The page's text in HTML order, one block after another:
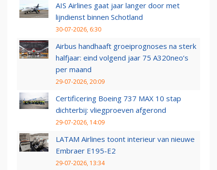
AIS Airlines gaat jaar langer door met
lijndienst binnen Schotland
30-07-2026, 6:30
Airbus handhaaft groeiprognoses na sterk
halfjaar: eind volgend jaar 75 A320neo’s
per maand
29-07-2026, 20:09
Certificering Boeing 737 MAX 10 stap
dichterbij: vliegproeven afgerond
29-07-2026, 14:09
LATAM Airlines toont interieur van nieuwe
Embraer E195-E2
29-07-2026, 13:34